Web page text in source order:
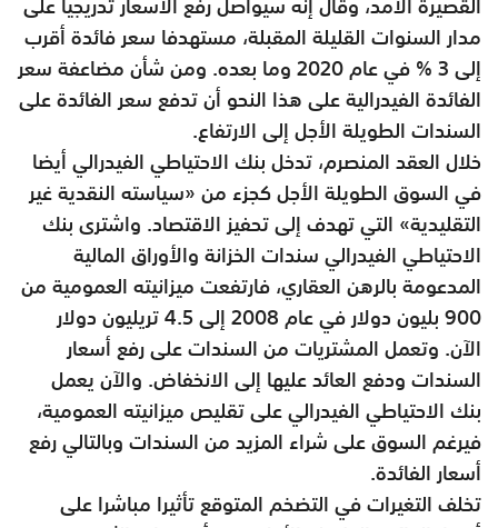
مدار السنوات القليلة المقبلة، مستهدفا سعر فائدة أقرب
إلى 3 % في عام 2020 وما بعده. ومن شأن مضاعفة سعر
الفائدة الفيدرالية على هذا النحو أن تدفع سعر الفائدة على
السندات الطويلة الأجل إلى الارتفاع.
خلال العقد المنصرم، تدخل بنك الاحتياطي الفيدرالي أيضا
في السوق الطويلة الأجل كجزء من «سياسته النقدية غير
التقليدية» التي تهدف إلى تحفيز الاقتصاد. واشترى بنك
الاحتياطي الفيدرالي سندات الخزانة والأوراق المالية
المدعومة بالرهن العقاري، فارتفعت ميزانيته العمومية من
900 بليون دولار في عام 2008 إلى 4.5 تريليون دولار
الآن. وتعمل المشتريات من السندات على رفع أسعار
السندات ودفع العائد عليها إلى الانخفاض. والآن يعمل
بنك الاحتياطي الفيدرالي على تقليص ميزانيته العمومية،
فيرغم السوق على شراء المزيد من السندات وبالتالي رفع
أسعار الفائدة.
تخلف التغيرات في التضخم المتوقع تأثيرا مباشرا على